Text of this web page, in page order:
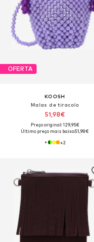
OFERTA
KOOSH
Malas de tiracolo
51,98€
Preço original: 129,95€
Último preço mais baixo:51,98€
+2